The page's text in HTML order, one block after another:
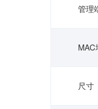
管理
MAC
尺寸